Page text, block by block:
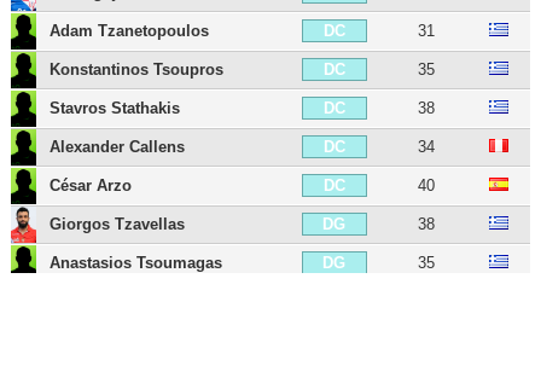
Adam Tzanetopoulos DC 31
Konstantinos Tsoupros DC 35
Stavros Stathakis DC 38
Alexander Callens DC 34
César Arzo DC 40
Giorgos Tzavellas DG 38
Anastasios Tsoumagas DG 35